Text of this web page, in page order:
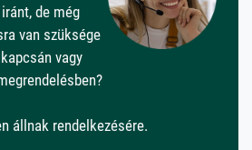
de még
van szüksége
vagy
állnak rendelkezésére.